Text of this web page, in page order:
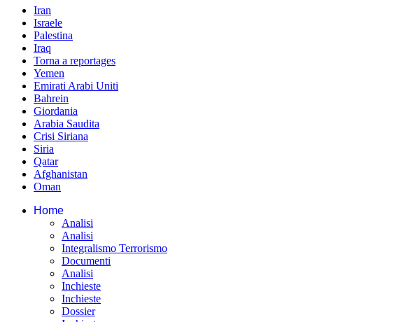
Iran
Israele
Palestina
Iraq
Torna a reportages
Yemen
Emirati Arabi Uniti
Bahrein
Giordania
Arabia Saudita
Crisi Siriana
Siria
Qatar
Afghanistan
Oman
Home
Analisi
Analisi
Integralismo Terrorismo
Documenti
Analisi
Inchieste
Inchieste
Dossier